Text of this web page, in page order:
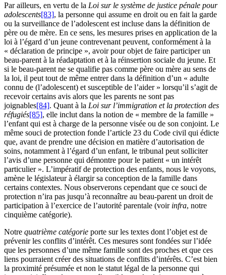
Par ailleurs, en vertu de la Loi sur le système de justice pénale pour
adolescents[83], la personne qui assume en droit ou en fait la garde
ou la surveillance de l’adolescent est incluse dans la définition de
père ou de mère. En ce sens, les mesures prises en application de la
loi à l’égard d’un jeune contrevenant peuvent, conformément à la
« déclaration de principe », avoir pour objet de faire participer un
beau-parent à la réadaptation et à la réinsertion sociale du jeune. Et
si le beau-parent ne se qualifie pas comme père ou mère au sens de
la loi, il peut tout de même entrer dans la définition d’un « adulte
connu de (l’adolescent) et susceptible de l’aider » lorsqu’il s’agit de
recevoir certains avis alors que les parents ne sont pas
joignables[84]. Quant à la Loi sur l’immigration et la protection des
réfugiés[85], elle inclut dans la notion de « membre de la famille »
l’enfant qui est à charge de la personne visée ou de son conjoint. Le
même souci de protection fonde l’article 23 du Code civil qui édicte
que, avant de prendre une décision en matière d’autorisation de
soins, notamment à l’égard d’un enfant, le tribunal peut solliciter
l’avis d’une personne qui démontre pour le patient « un intérêt
particulier ». L’impératif de protection des enfants, nous le voyons,
amène le législateur à élargir sa conception de la famille dans
certains contextes. Nous observerons cependant que ce souci de
protection n’ira pas jusqu’à reconnaître au beau-parent un droit de
participation à l’exercice de l’autorité parentale (voir infra, notre
cinquième catégorie).
Notre quatrième catégorie porte sur les textes dont l’objet est de
prévenir les conflits d’intérêt. Ces mesures sont fondées sur l’idée
que les personnes d’une même famille sont des proches et que ces
liens pourraient créer des situations de conflits d’intérêts. C’est bien
la proximité présumée et non le statut légal de la personne qui